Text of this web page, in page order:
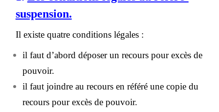
suspension.
Il existe quatre conditions légales :
il faut d’abord déposer un recours pour excès de
pouvoir.
il faut joindre au recours en référé une copie du
recours pour excès de pouvoir.